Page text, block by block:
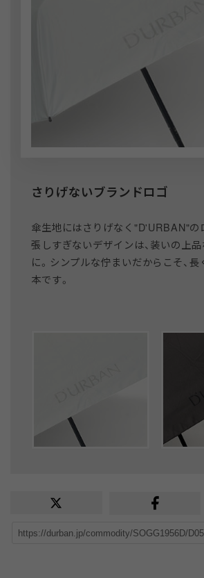
さりげないブランドロゴ
傘生地にはさりげなく"D'URBAN"の
張しすぎないデザインは、装いの上
に。シンプルな佇まいだからこそ、
本です。